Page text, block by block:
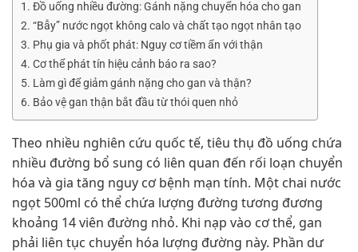
Đồ uống nhiều đường: Gánh nặng chuyển hóa cho gan
“Bẫy” nước ngọt không calo và chất tạo ngọt nhân tạo
Phụ gia và phốt phát: Nguy cơ tiềm ẩn với thận
Cơ thể phát tín hiệu cảnh báo ra sao?
Làm gì để giảm gánh nặng cho gan và thận?
Bảo vệ gan thận bắt đầu từ thói quen nhỏ
Theo nhiều nghiên cứu quốc tế, tiêu thụ đồ uống chứa
nhiều đường bổ sung có liên quan đến rối loạn chuyển
hóa và gia tăng nguy cơ bệnh mạn tính. Một chai nước
ngọt 500ml có thể chứa lượng đường tương đương
khoảng 14 viên đường nhỏ. Khi nạp vào cơ thể, gan
phải liên tục chuyển hóa lượng đường này. Phần dư